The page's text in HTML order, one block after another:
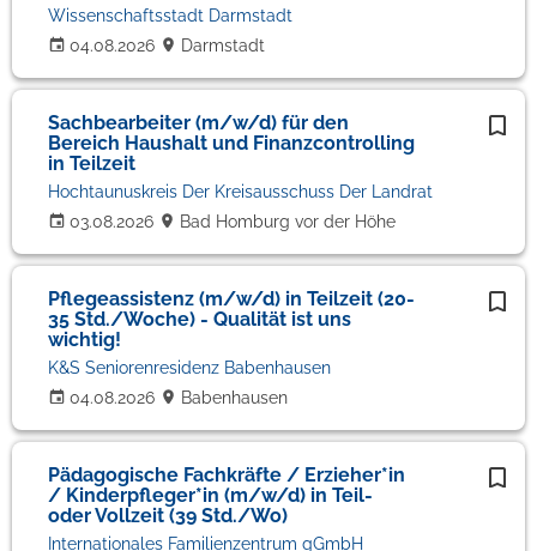
04.08.2026
Wissenschaftsstadt Darmstadt
Darmstadt
Sachbearbeiter (m/w/d) für den
Bereich Haushalt und Finanzcontrolling
in Teilzeit
03.08.2026
Hochtaunuskreis Der Kreisausschuss Der Landrat
Bad Homburg vor der Höhe
Pflegeassistenz (m/w/d) in Teilzeit (20-
35 Std./Woche) - Qualität ist uns
wichtig!
04.08.2026
K&S Seniorenresidenz Babenhausen
Babenhausen
Pädagogische Fachkräfte / Erzieher*in
/ Kinderpfleger*in (m/w/d) in Teil-
oder Vollzeit (39 Std./Wo)
Internationales Familienzentrum gGmbH